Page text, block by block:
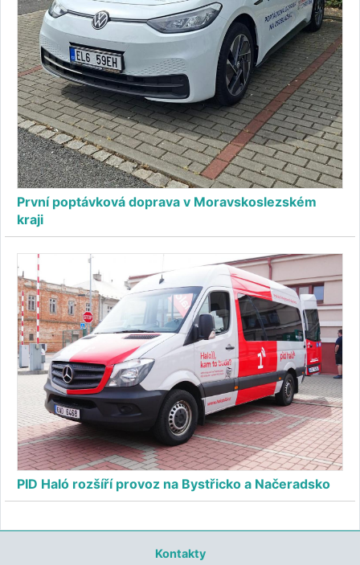
První poptávková doprava v Moravskoslezském
kraji
PID Haló rozšíří provoz na Bystřicko a Načeradsko
Kontakty